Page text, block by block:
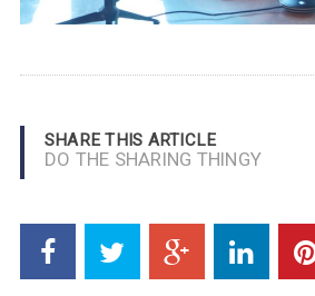
SHARE THIS ARTICLE
DO THE SHARING THINGY